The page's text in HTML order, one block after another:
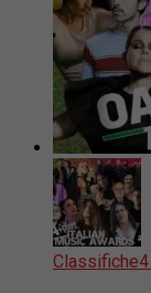
Classifiche